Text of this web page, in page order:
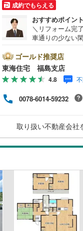
成約でもらえる
おすすめポイント
＼リフォーム完
車通りの少ない
付）●洗面化粧
CF）●照明器具
品●ハウスクリ
ーション無料受
る？」「月々
活設計を一緒に
スペースやベ
い！
ゴールド推奨店
東海住宅 福島支店
4.8
0078-6014-59232
取り扱い不動産会社
（0）
バルコニー、庭
ウッドデッキあり
構造・規模・施工・品
耐震、免震、制震
オンライン対応
オンライン対応とは